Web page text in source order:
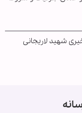
شهید لاریجانی